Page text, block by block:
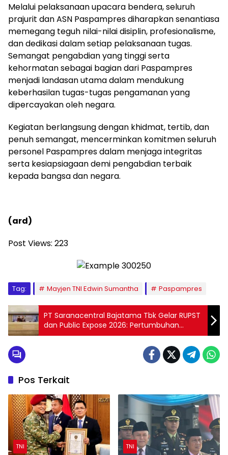
Melalui pelaksanaan upacara bendera, seluruh
prajurit dan ASN Paspampres diharapkan senantiasa
memegang teguh nilai-nilai disiplin, profesionalisme,
dan dedikasi dalam setiap pelaksanaan tugas.
Semangat pengabdian yang tinggi serta
kehormatan sebagai bagian dari Paspampres
menjadi landasan utama dalam mendukung
keberhasilan tugas-tugas pengamanan yang
dipercayakan oleh negara.
Kegiatan berlangsung dengan khidmat, tertib, dan
penuh semangat, mencerminkan komitmen seluruh
personel Paspampres dalam menjaga integritas
serta kesiapsiagaan demi pengabdian terbaik
kepada bangsa dan negara.
(ard)
Post Views: 223
Tag: Mayjen TNI Edwin Sumantha Paspampres
PT Saranacentral Bajatama Tbk Gelar RUPST
dan Public Expose 2026: Pertumbuhan
Berkelanjutan Untuk Masa Depan Yang
Pos Terkait
TNI TNI